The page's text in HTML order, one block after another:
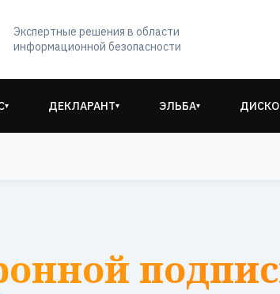
Экспертные решения в области
информационной безопасности
▾ ДЕКЛАРАНТ▾ ЭЛЬБА▾